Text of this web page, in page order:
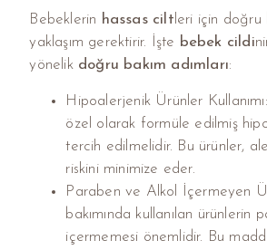
Bebeklerin hassas cilt leri için doğru
yaklaşım gerektirir. İşte bebek cildi
yönelik doğru bakım adımları:
Hipoalerjenik Ürünler
özel olarak formüle edilmiş
tercih edilmelidir. Bu ürünler,
riskini minimize eder.
Paraben ve Alkol İçermeyen
bakımında kullanılan ürünlerin
içermemesi önemlidir. Bu